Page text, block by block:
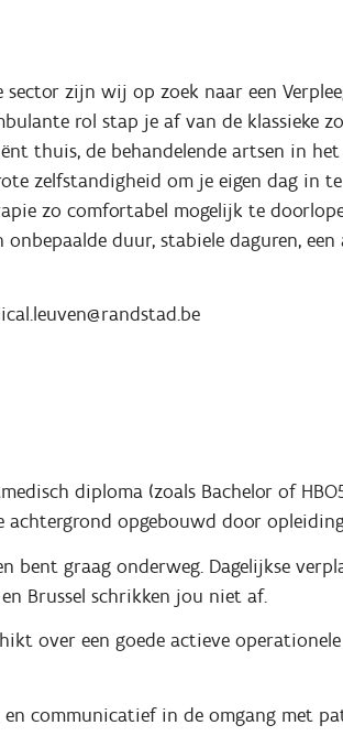
zijn wij op zoek naar een
rol stap je af van de klassieke
thuis, de behandelende artsen in het
zelfstandigheid om je eigen dag in
zo comfortabel mogelijk te
duur, stabiele daguren, een
diploma (zoals Bachelor of
achtergrond opgebouwd door
graag onderweg. Dagelijkse
Brussel schrikken jou niet af.
over een goede actieve
communicatief in de omgang met